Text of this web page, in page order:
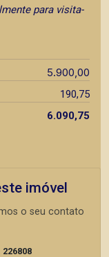
para visita-
5.900,00
190,75
6.090,75
imóvel
o seu contato
226808